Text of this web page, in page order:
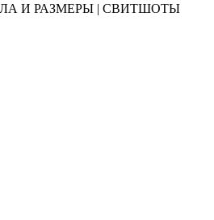
И РАЗМЕРЫ | СВИТШОТЫ